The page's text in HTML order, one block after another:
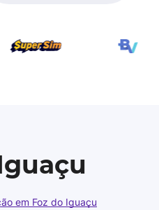
em Foz do Iguaçu